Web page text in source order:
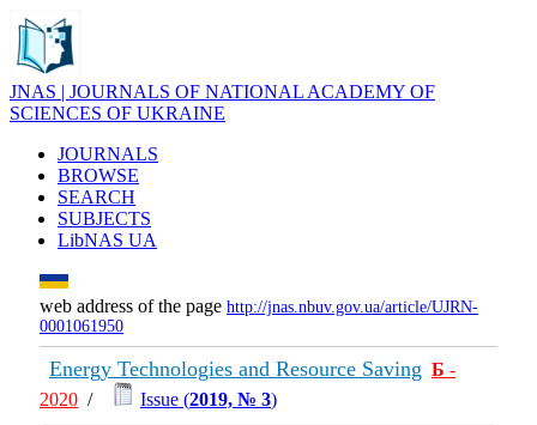
JNAS | JOURNALS OF NATIONAL ACADEMY OF
SCIENCES OF UKRAINE
JOURNALS
BROWSE
SEARCH
SUBJECTS
LibNAS UA
web address of the page http://jnas.nbuv.gov.ua/article/UJRN-
0001061950
Energy Technologies and Resource Saving Б -
2020 / Issue (2019, № 3)